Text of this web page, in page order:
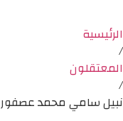
الرئيسية
/
المعتقلون
/
نبيل سامي محمد عصفور